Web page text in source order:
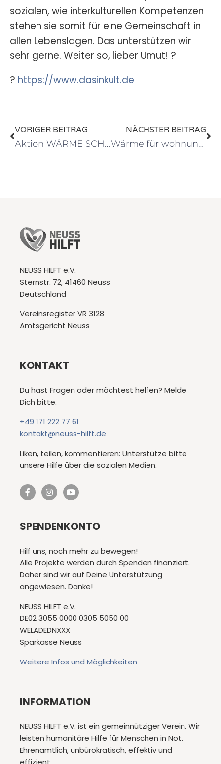
sozialen, wie interkulturellen Kompetenzen
stehen sie somit für eine Gemeinschaft in
allen Lebenslagen. Das unterstützen wir
sehr gerne. Weiter so, lieber Umut! ?
? https://www.dasinkult.de
VORIGER BEITRAG
Aktion WÄRME SCHENKEN – Danke, BEKO Technologies!
NÄCHSTER BEITRAG
Wärme für wohnungslose Menschen in Neuss und für die Ukraine – Danke, Coenen!
NEUSS HILFT e.V.
Sternstr. 72, 41460 Neuss
Deutschland
Vereinsregister VR 3128
Amtsgericht Neuss
KONTAKT
Du hast Fragen oder möchtest helfen? Melde
Dich bitte.
+49 171 222 77 61
kontakt@neuss-hilft.de
Liken, teilen, kommentieren: Unterstütze bitte
unsere Hilfe über die sozialen Medien.
SPENDENKONTO
Hilf uns, noch mehr zu bewegen!
Alle Projekte werden durch Spenden finanziert.
Daher sind wir auf Deine Unterstützung
angewiesen. Danke!
NEUSS HILFT e.V.
DE02 3055 0000 0305 5050 00
WELADEDNXXX
Sparkasse Neuss
Weitere Infos und Möglichkeiten
INFORMATION
NEUSS HILFT e.V. ist ein gemeinnütziger Verein. Wir
leisten humanitäre Hilfe für Menschen in Not.
Ehrenamtlich, unbürokratisch, effektiv und
effizient.